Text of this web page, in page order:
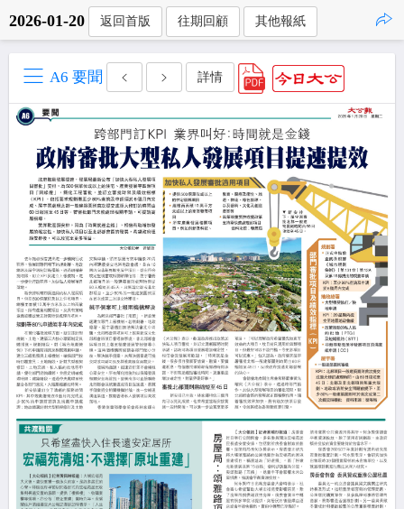
2026-01-20 返回首版 往期回顧 其他報紙
A6 要聞 詳情